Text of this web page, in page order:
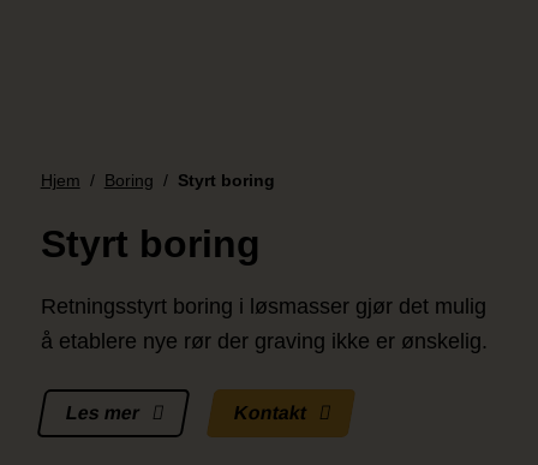
Hjem / Boring / Styrt boring
Styrt boring
Retningsstyrt boring i løsmasser gjør det mulig
å etablere nye rør der graving ikke er ønskelig.
Les mer Kontakt